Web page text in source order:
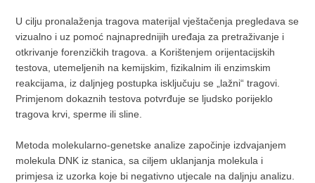
U cilju pronalaženja tragova materijal vještačenja pregledava se
vizualno i uz pomoć najnaprednijih uređaja za pretraživanje i
otkrivanje forenzičkih tragova. a Korištenjem orijentacijskih
testova, utemeljenih na kemijskim, fizikalnim ili enzimskim
reakcijama, iz daljnjeg postupka isključuju se „lažni“ tragovi.
Primjenom dokaznih testova potvrđuje se ljudsko porijeklo
tragova krvi, sperme ili sline.
Metoda molekularno-genetske analize započinje izdvajanjem
molekula DNK iz stanica, sa ciljem uklanjanja molekula i
primjesa iz uzorka koje bi negativno utjecale na daljnju analizu.